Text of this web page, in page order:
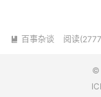
 百事杂谈 阅读
©